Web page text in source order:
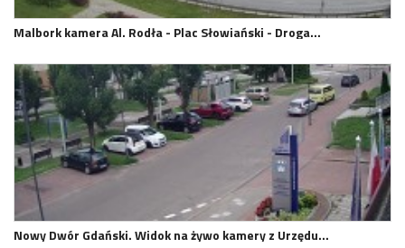
Malbork kamera Al. Rodła - Plac Słowiański - Droga…
Nowy Dwór Gdański. Widok na żywo kamery z Urzędu…